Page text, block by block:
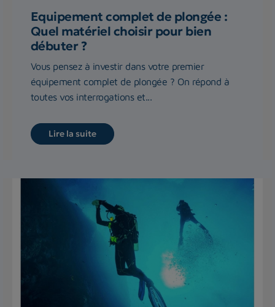
Equipement complet de plongée :
Quel matériel choisir pour bien
débuter ?
Vous pensez à investir dans votre premier
équipement complet de plongée ? On répond à
toutes vos interrogations et...
Lire la suite